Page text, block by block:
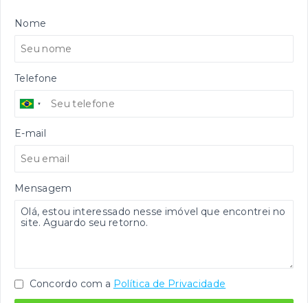
Nome
Telefone
E-mail
Mensagem
Concordo com a Política de Privacidade